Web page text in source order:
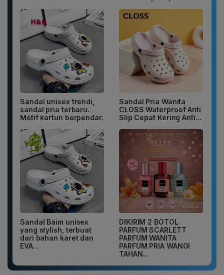
Sandal unisex trendi,
sandal pria terbaru.
Motif kartun berpendar.
Sandal Pria Wanita
CLOSS Waterproof Anti
Slip Cepat Kering Anti...
Sandal Baim unisex
yang stylish, terbuat
dari bahan karet dan
EVA...
DIKIRIM 2 BOTOL
PARFUM SCARLETT
PARFUM WANITA
PARFUM PRIA WANGI
TAHAN...